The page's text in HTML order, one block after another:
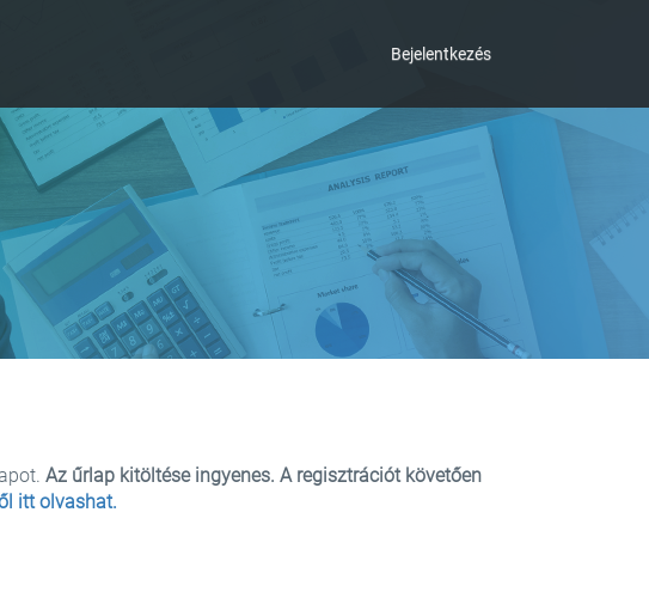
Bejelentkezés
Az űrlap kitöltése ingyenes. A regisztrációt követően
itt olvashat.